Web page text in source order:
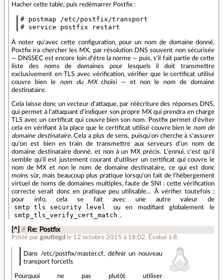
Hacher cette table, puis redémarrer Postfix :
# postmap /etc/postfix/transport
# service postfix restart
À noter qu'avec cette configuration, pour un nom de domaine donné,
Postfix ira chercher les MX, par résolution DNS souvent non sécurisée
— DNSSEC est encore loin d'être la norme — puis, s'il fait partie de cette
liste des noms de domaines pour lesquels il doit transmettre
exclusivement en TLS avec vérification, vérifier que le certificat utilisé
couvre bien le nom du MXchoisi — et non le nom de domaine
destinataire.
Cela laisse donc un vecteur d'attaque, par réécriture des réponses DNS,
qui permet à l'attaquant d'indiquer son propre MX qui prendra en charge
TLS avec un certificat qui couvre bien son nom. Postfix permet d'éviter
cela en vérifiant à la place que le certificat utilisé couvre bien le nom de
domaine destinataire. Cela a plus de sens, puisqu'on cherche à s'assurer
qu'on est bien en train de transmettre aux serveurs d'un nom de
domaine destinataire donné, et non à un MX précis. L'ennui, c'est qu'il
semble qu'il est justement courant d'utiliser un certificat qui couvre le
nom de MX et non le nom de domaine destinataire, ce qui est donc
moins sûr, mais beaucoup plus pratique lorsqu'on fait de l'hébergement
virtuel de noms de domaines multiples, faute de SNI : cette vérification
correcte serait donc en pratique peu utilisable… À vérifier toutefois ;
pour info, cela se fait avec une autre valeur de
smtp_tls_security_level ou en modifiant globalement le
smtp_tls_verify_cert_match .
[^] # Re: Postfix
Posté pargouttegd le 12 octobre 2015 à 18:02. Évalué à8.
Dans /etc/postfix/master.cf, définir un nouveau
transport forcetls
Pourquoi ne pas plutôt utiliser